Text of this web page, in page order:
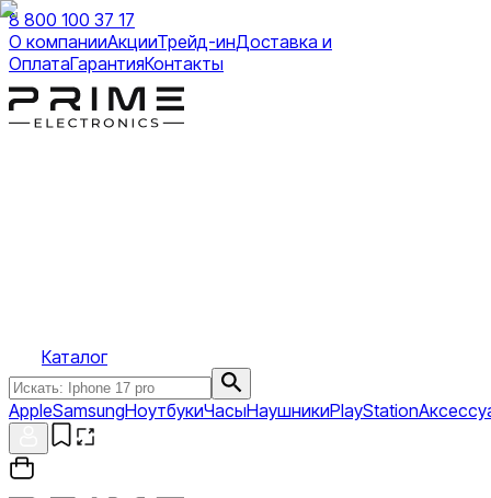
8 800 100 37 17
О компанииАкцииТрейд-инДоставка и
ОплатаГарантияКонтакты
Каталог
AppleSamsungНоутбукиЧасыНаушникиPlayStation